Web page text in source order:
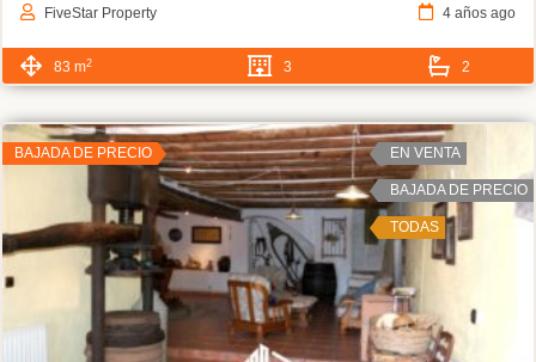
FiveStar Property
4 años ago
83 m2 3 2
BAJADA DE PRECIO EN VENTA
BAJADA DE PRECIO
TODAS